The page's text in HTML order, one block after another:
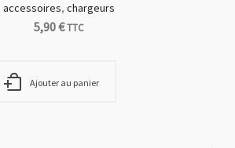
accessoires, chargeurs
5,90€TTC
Ajouter au panier